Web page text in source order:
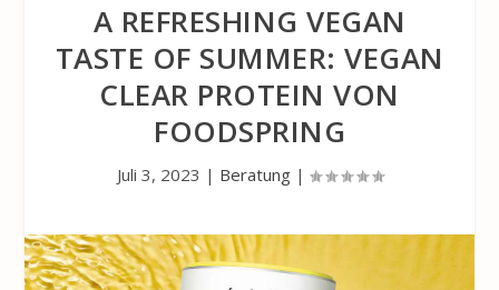
A REFRESHING VEGAN
TASTE OF SUMMER: VEGAN
CLEAR PROTEIN VON
FOODSPRING
Juli 3, 2023 | Beratung|